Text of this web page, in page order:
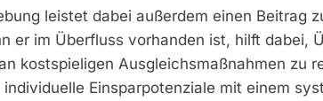
leistet dabei außerdem einen Beitrag
er im Überfluss vorhanden ist, hilft dabei,
kostspieligen Ausgleichsmaßnahmen zu
Einsparpotenziale mit einem